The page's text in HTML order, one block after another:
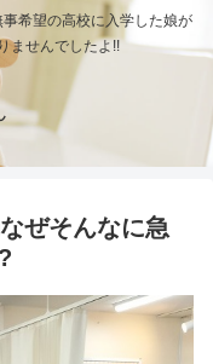
希望の高校に入学した娘が
ませんでしたよ!!
ぜそんなに急